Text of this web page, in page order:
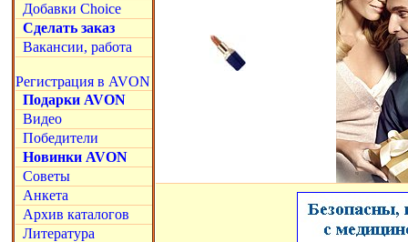
Добавки Choice
Сделать заказ
Вакансии, работа
Регистрация в AVON
Подарки AVON
Видео
Победители
Новинки AVON
Советы
Анкета
Архив каталогов
Литература